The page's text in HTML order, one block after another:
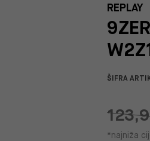
REPLAY
ŠIFRA
*najniža